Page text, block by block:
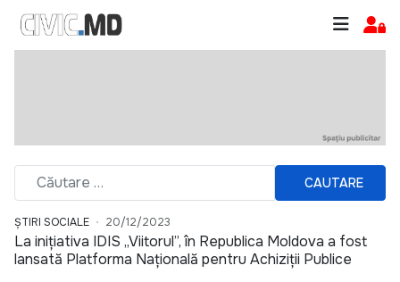
CAUTARE
ȘTIRI SOCIALE 20/12/2023
La inițiativa IDIS „Viitorul”, în Republica Moldova a fost
lansată Platforma Națională pentru Achiziții Publice